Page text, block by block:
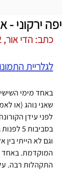
יפה ירקוני -
כתב: הדי אור, 2022
לגלריית
באחד מימי
שאני נוהג (או
לפני עידן
וגם לא הייתי
המוקדמת. באחד
התקהלות רבה.